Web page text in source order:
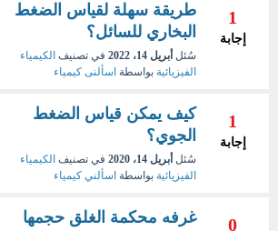
1
إجابة
طريقة سهلة لقياس الضغط
البخاري للسائل؟
سُئل أبريل 14، 2022 في تصنيف الكيمياء
الفيزيائية بواسطة اسألنى كيمياء
1
إجابة
كيف يمكن قياس الضغط
الجوي؟
سُئل أبريل 14، 2020 في تصنيف الكيمياء
الفيزيائية بواسطة اسألني كيمياء
0
غرفه محكمة الغلق حجمها